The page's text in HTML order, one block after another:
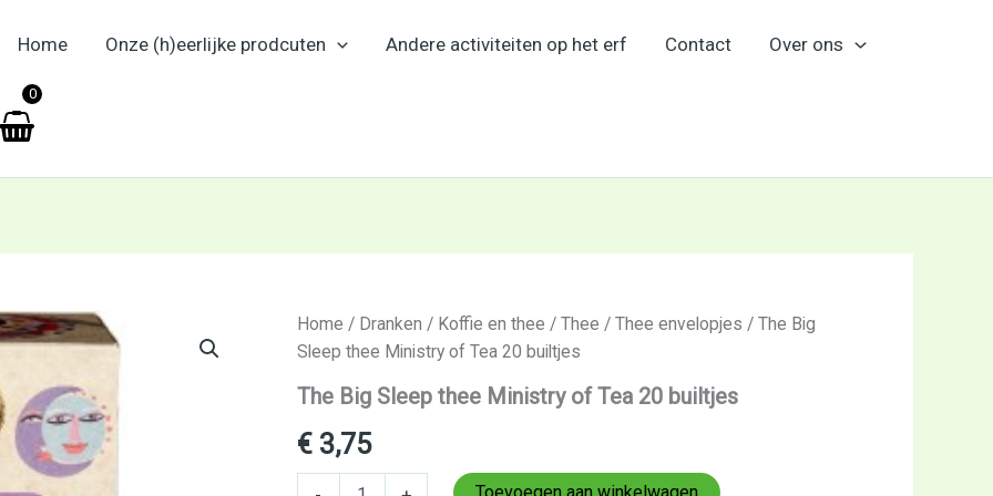
Home Onze (h)eerlijke prodcuten Andere activiteiten op het erf Contact Over ons
0
Home / Dranken / Koffie en thee / Thee / Thee envelopjes / The Big
Sleep thee Ministry of Tea 20 builtjes
The Big Sleep thee Ministry of Tea 20 builtjes
€3,75
The
Big
Sleep
thee
Ministry
of
Tea
20